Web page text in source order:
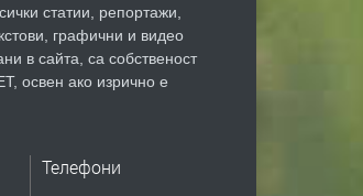
статии, репортажи,
графични и видео
в сайта, са собственост
освен ако изрично е
Телефони